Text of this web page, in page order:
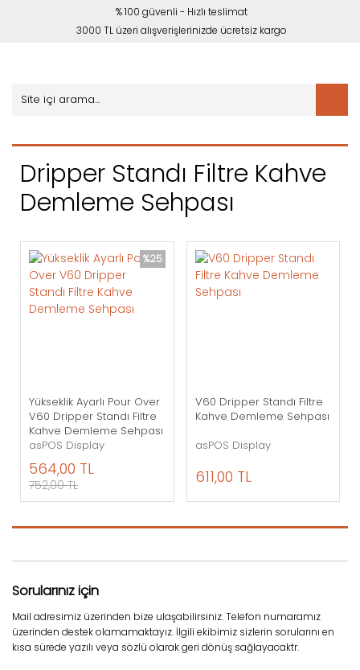
% 100 güvenli - Hızlı teslimat
3000 TL üzeri alışverişlerinizde ücretsiz kargo
Dripper Standı Filtre Kahve
Demleme Sehpası
%25
Yükseklik Ayarlı Pour Over
V60 Dripper Standı Filtre
Kahve Demleme Sehpası
asPOS Display
564,00 TL
752,00 TL
V60 Dripper Standı Filtre
Kahve Demleme Sehpası
asPOS Display
611,00 TL
Sorularınız için
Mail adresimiz üzerinden bize ulaşabilirsiniz. Telefon numaramız
üzerinden destek olamamaktayız. İlgili ekibimiz sizlerin sorularını en
kısa sürede yazılı veya sözlü olarak geri dönüş sağlayacaktr.